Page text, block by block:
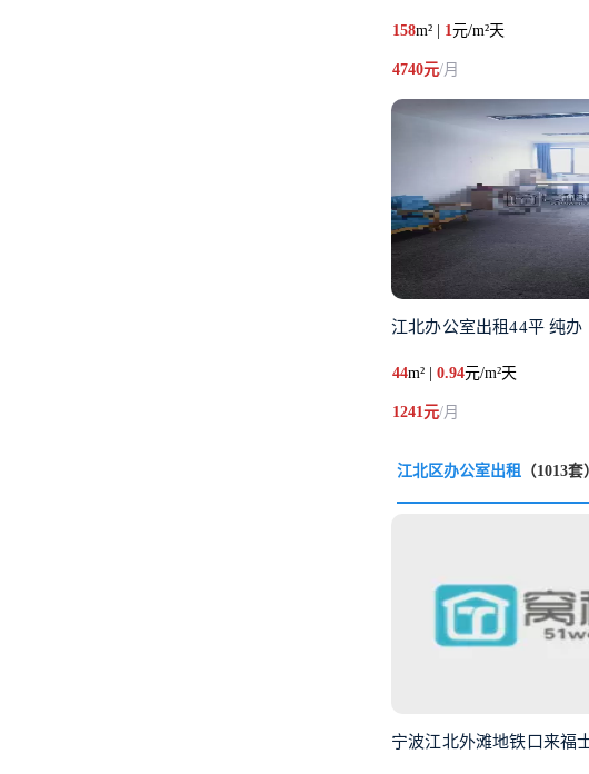
158m² | 1元/m²天
4740元/月
江北办公室出租44平 纯办
44m² | 0.94元/m²天
1241元/月
江北区办公室出租 （1013套
宁波江北外滩地铁口来福